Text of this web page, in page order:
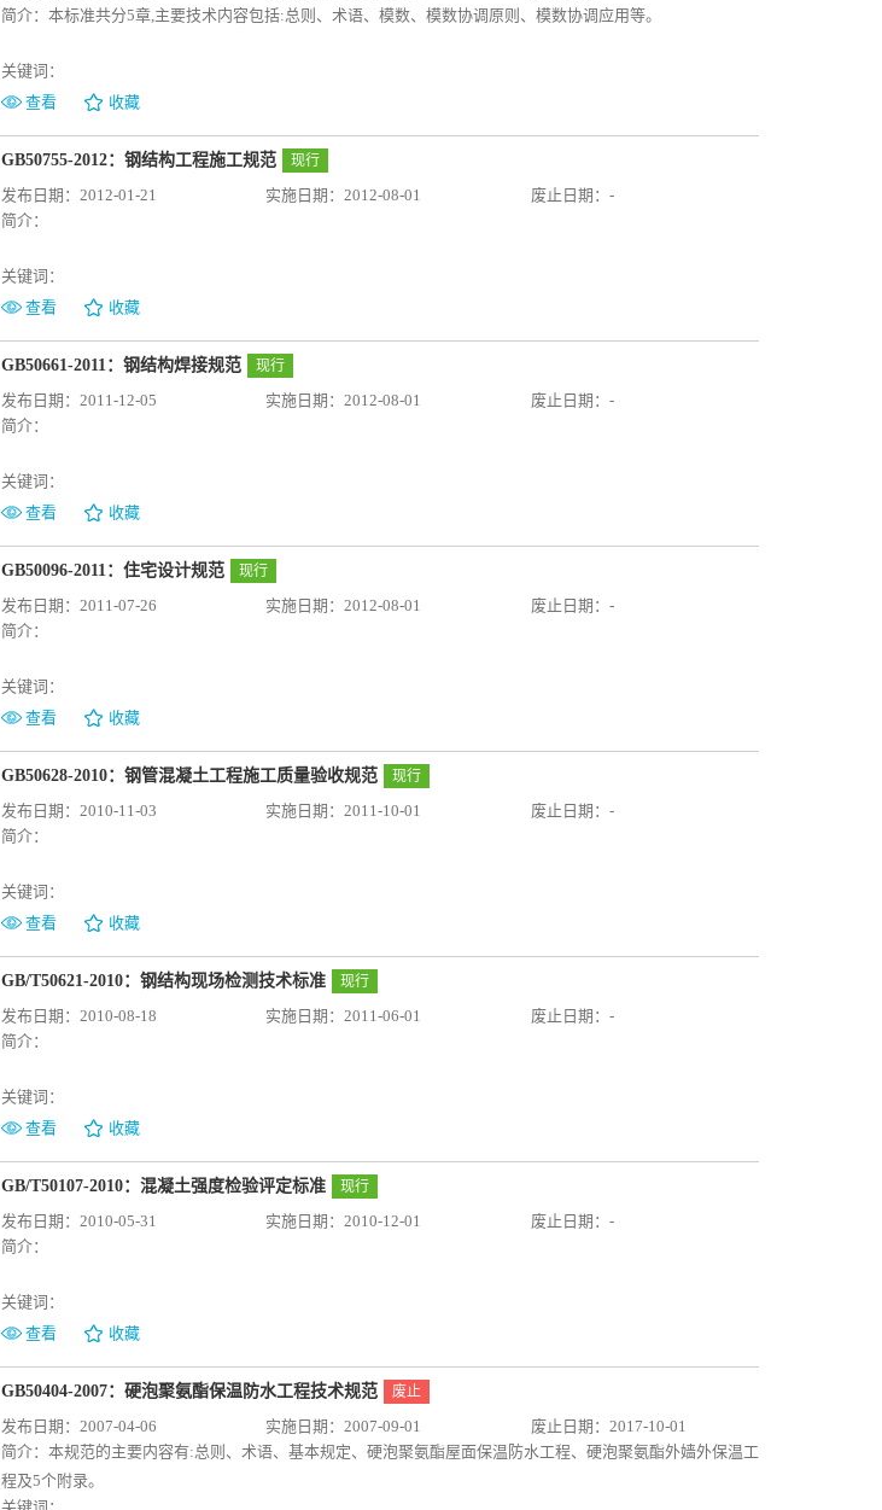
简介： 本标准共分5章,主要技术内容包括:总则、术语、模数、模数协调原则、模数协调应用等。
关键词：
查看
收藏
GB50755-2012：钢结构工程施工规范 现行
发布日期：2012-01-21 实施日期：2012-08-01
废止日期：-
简介：
关键词：
查看
收藏
GB50661-2011：钢结构焊接规范 现行
发布日期：2011-12-05 实施日期：2012-08-01
废止日期：-
简介：
关键词：
查看
收藏
GB50096-2011：住宅设计规范 现行
发布日期：2011-07-26 实施日期：2012-08-01
废止日期：-
简介：
关键词：
查看
收藏
GB50628-2010：钢管混凝土工程施工质量验收规范 现行
发布日期：2010-11-03 实施日期：2011-10-01
废止日期：-
简介：
关键词：
查看
收藏
GB/T50621-2010：钢结构现场检测技术标准 现行
发布日期：2010-08-18 实施日期：2011-06-01
废止日期：-
简介：
关键词：
查看
收藏
GB/T50107-2010：混凝土强度检验评定标准 现行
发布日期：2010-05-31 实施日期：2010-12-01
废止日期：-
简介：
关键词：
查看
收藏
GB50404-2007：硬泡聚氨酯保温防水工程技术规范 废止
发布日期：2007-04-06 实施日期：2007-09-01
废止日期：2017-10-01
简介： 本规范的主要内容有:总则、术语、基本规定、硬泡聚氨酯屋面保温防水工程、硬泡聚氨酯外嫱外保温工
程及5个附录。